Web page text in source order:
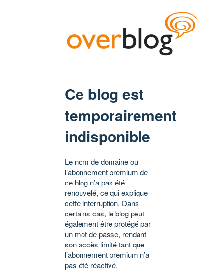
Ce blog est
temporairement
indisponible
Le nom de domaine ou
l’abonnement premium de
ce blog n’a pas été
renouvelé, ce qui explique
cette interruption. Dans
certains cas, le blog peut
également être protégé par
un mot de passe, rendant
son accès limité tant que
l’abonnement premium n’a
pas été réactivé.